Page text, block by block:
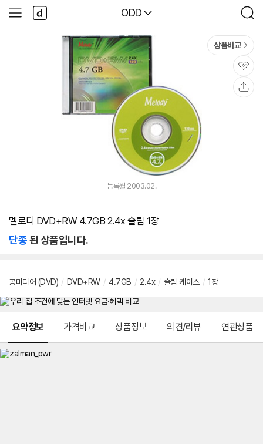
다나와
ODD
검
색
사
이
다
나
와
상품비교
관
심
등록월 2003.02.
멜로디 DVD+RW 4.7GB 2.4x 슬림 1장
단종된 상품입니다.
공미디어 (DVD) / DVD+RW / 4.7GB / 2.4x / 슬림 케이스 / 1장
요약정보 가격비교 상품정보 의견/리뷰 연관상품